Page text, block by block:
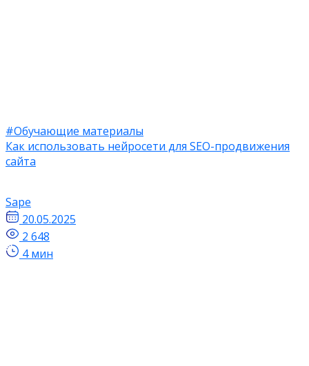
#Обучающие материалы
Как использовать нейросети для SEO-продвижения
сайта
Sape
20.05.2025
2 648
4 мин